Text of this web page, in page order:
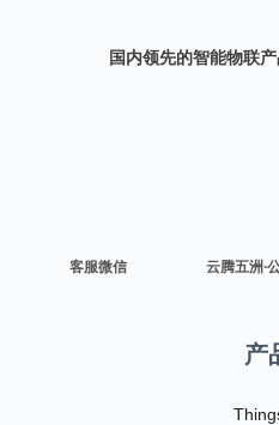
国内领先的智能物联
客服微信 云腾五洲·
产